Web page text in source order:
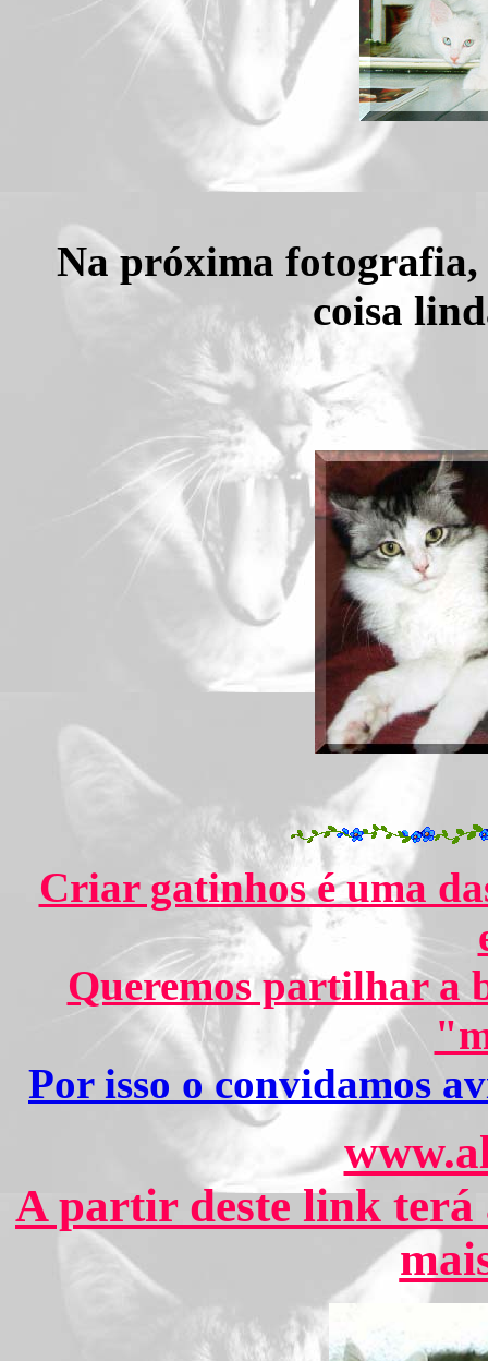
Na próxima fotografia,
coisa
Criar gatinhos é uma
Queremos partilhar a
Por isso o convidamos
A partir deste link terá